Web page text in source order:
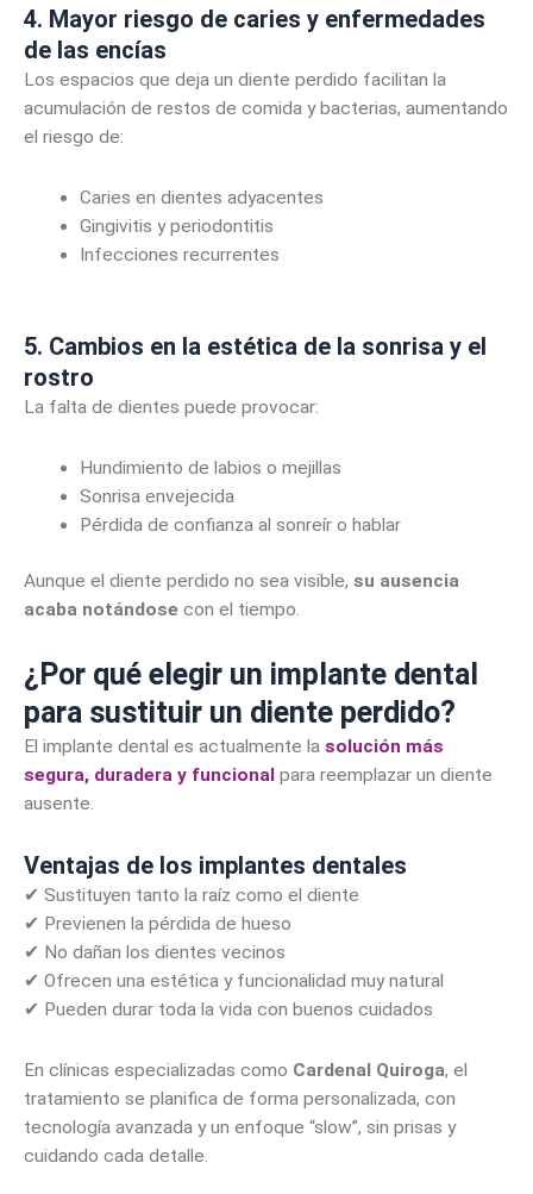
4. Mayor riesgo de caries y enfermedades
de las encías
Los espacios que deja un diente perdido facilitan la
acumulación de restos de comida y bacterias, aumentando
el riesgo de:
Caries en dientes adyacentes
Gingivitis y periodontitis
Infecciones recurrentes
5. Cambios en la estética de la sonrisa y el
rostro
La falta de dientes puede provocar:
Hundimiento de labios o mejillas
Sonrisa envejecida
Pérdida de confianza al sonreír o hablar
Aunque el diente perdido no sea visible, su ausencia
acaba notándose con el tiempo.
¿Por qué elegir un implante dental
para sustituir un diente perdido?
El implante dental es actualmente la solución más
segura, duradera y funcional para reemplazar un diente
ausente.
Ventajas de los implantes dentales
✔ Sustituyen tanto la raíz como el diente
✔ Previenen la pérdida de hueso
✔ No dañan los dientes vecinos
✔ Ofrecen una estética y funcionalidad muy natural
✔ Pueden durar toda la vida con buenos cuidados
En clínicas especializadas como Cardenal Quiroga, el
tratamiento se planifica de forma personalizada, con
tecnología avanzada y un enfoque “slow”, sin prisas y
cuidando cada detalle.